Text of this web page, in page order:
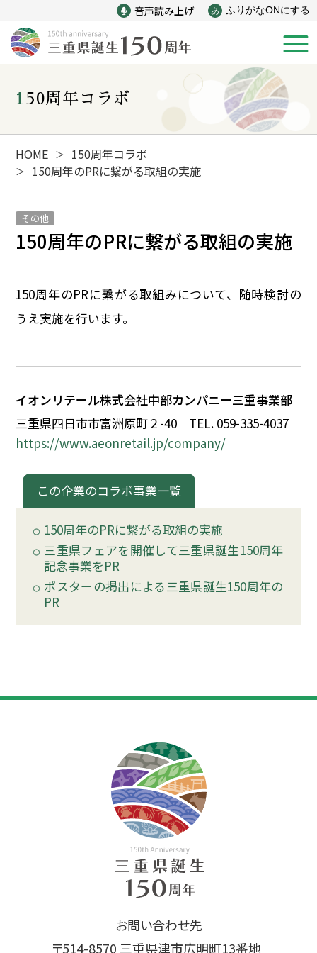
音声読み上げ あ ふりがなONにする
新着情報
みえ150年の歩み
産業 自然と文化
インフラ 偉人
150周年コラボ
HOME ＞ 150周年コラボ
＞ 150周年のPRに繋がる取組の実施
その他
150周年のPRに繋がる取組の実施
150周年のPRに繋がる取組みについて、随時検討の
うえ実施を行います。
イオンリテール株式会社中部カンパニー三重事業部
三重県四日市市富洲原町２ -40 TEL. 059-335-4037
https://www.aeonretail.jp/company/
この企業のコラボ事業一覧
150周年のPRに繋がる取組の実施
三重県フェアを開催して三重県誕生150周年
記念事業をPR
ポスターの掲出による三重県誕生150周年の
PR
お問い合わせ先
〒514-8570 三重県津市広明町13番地